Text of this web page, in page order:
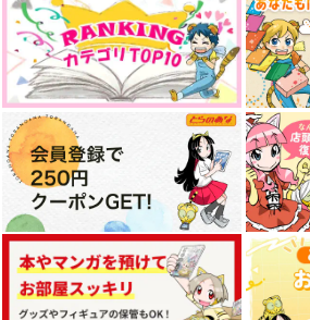
Dammi un bacio
海底ラジコン
472円（税込）
ジョルノ×ミスタ
サンプル
RE:recording 05
趣ハイジャンプ
1,650円（税込）
オールキャラ
サンプル
pome in wonderland
2
問屋制家内工業
専売 629円（税込）
ジョジョの奇妙な冒険
空条承太郎×花京院典明
サンプル
カート
キスで死にな
Butter Boy
専売 787 円（税込）
ジョジョの奇妙な冒険
空条承太郎×花京院典明
サンプル
カート